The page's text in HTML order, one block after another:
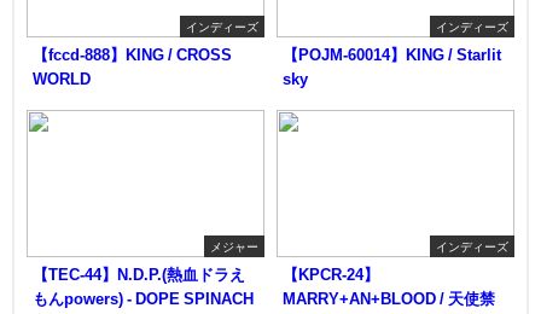
インディーズ
【fccd-888】KING / CROSS
WORLD
インディーズ
【POJM-60014】KING / Starlit
sky
メジャー
【TEC-44】N.D.P.(熱血ドラえ
もんpowers) - DOPE SPINACH
インディーズ
【KPCR-24】
MARRY+AN+BLOOD / 天使禁